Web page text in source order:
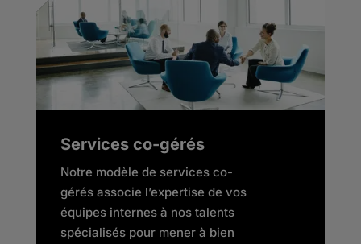
Services co-gérés
Notre modèle de services co-
gérés associe l’expertise de vos
équipes internes à nos talents
spécialisés pour mener à bien